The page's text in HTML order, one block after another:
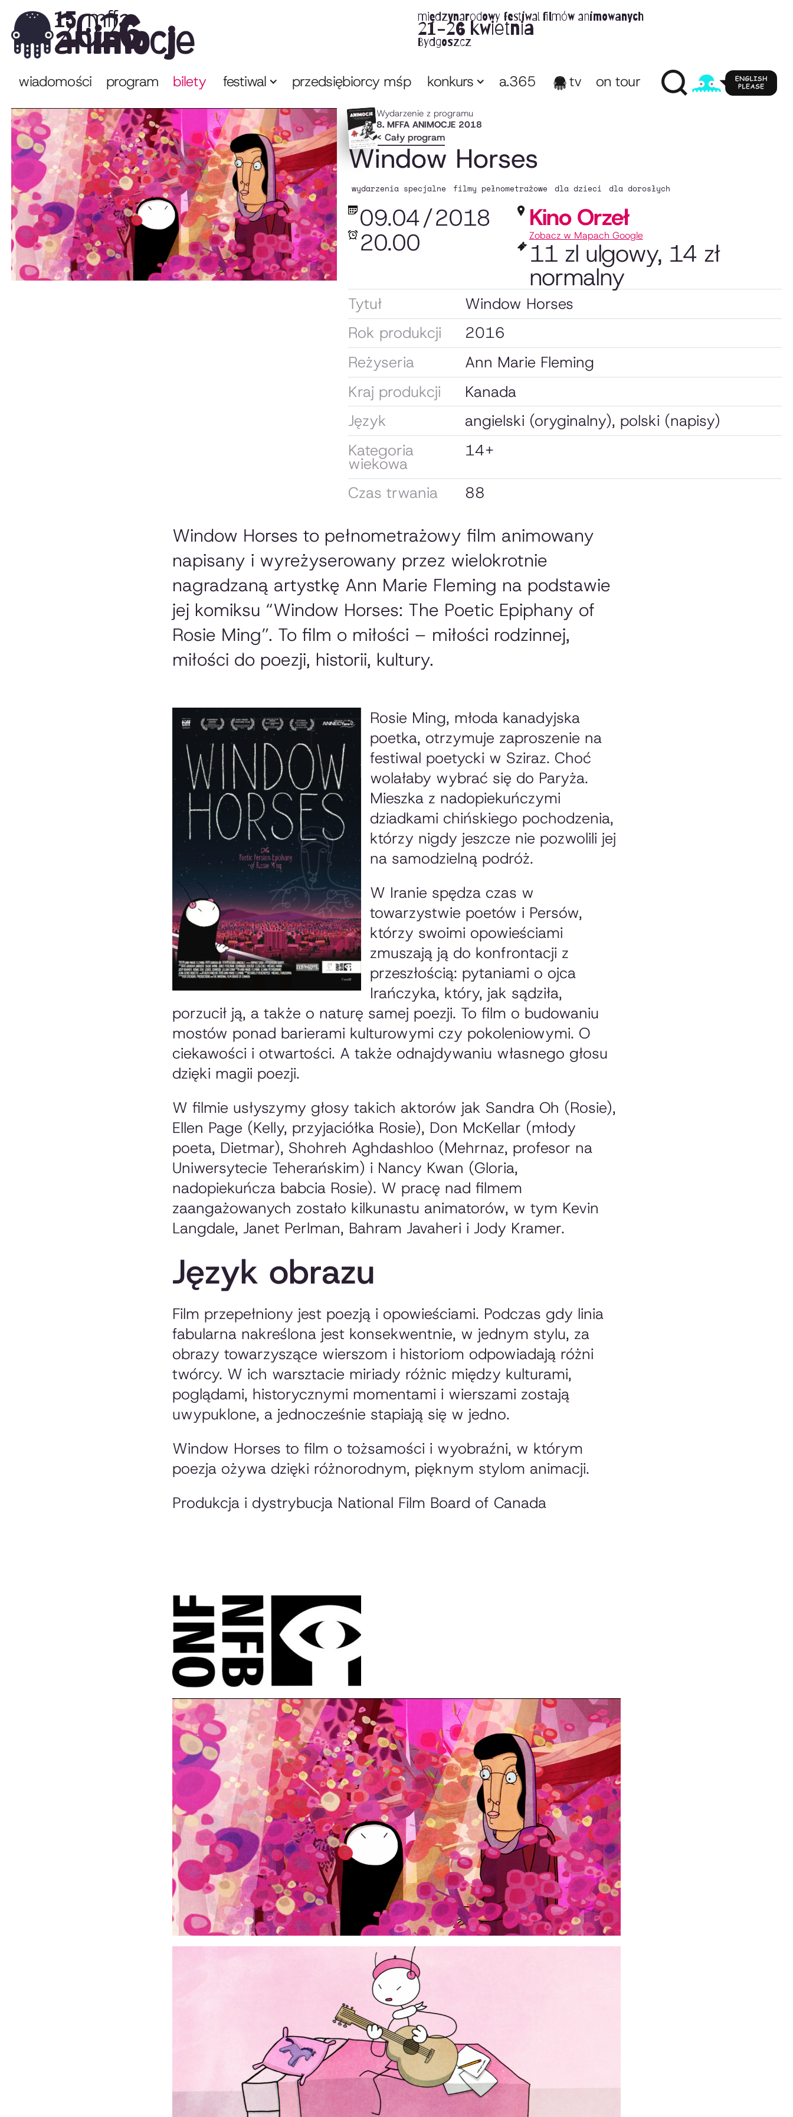
15. mffa
animocje
2026 międzynarodowy festiwal filmów animowanych
21-26 kwietnia
Bydgoszcz
wiadomości program bilety festiwal przedsiębiorcy mśp konkurs a.365 tv on tour
Wydarzenie z programu
8. MFFA ANIMOCJE 2018
< Cały program
Window Horses
wydarzenia specjalne filmy pełnometrażowe dla dzieci dla dorosłych
09.04/2018
20.00
Kino Orzeł
Zobacz w Mapach Google
11 zl ulgowy, 14 zł
normalny
Tytuł
Window Horses
Rok produkcji
2016
Reżyseria
Ann Marie Fleming
Kraj produkcji
Kanada
Język
angielski (oryginalny), polski (napisy)
Kategoria
wiekowa
14+
Czas trwania 88
Window Horses to pełnometrażowy film animowany
napisany i wyreżyserowany przez wielokrotnie
nagradzaną artystkę Ann Marie Fleming na podstawie
jej komiksu “Window Horses: The Poetic Epiphany of
Rosie Ming”. To film o miłości – miłości rodzinnej,
miłości do poezji, historii, kultury.
Rosie Ming, młoda kanadyjska
poetka, otrzymuje zaproszenie na
festiwal poetycki w Sziraz. Choć
wolałaby wybrać się do Paryża.
Mieszka z nadopiekuńczymi
dziadkami chińskiego pochodzenia,
którzy nigdy jeszcze nie pozwolili jej
na samodzielną podróż.
W Iranie spędza czas w
towarzystwie poetów i Persów,
którzy swoimi opowieściami
zmuszają ją do konfrontacji z
przeszłością: pytaniami o ojca
Irańczyka, który, jak sądziła,
porzucił ją, a także o naturę samej poezji. To film o budowaniu
mostów ponad barierami kulturowymi czy pokoleniowymi. O
ciekawości i otwartości. A także odnajdywaniu własnego głosu
dzięki magii poezji.
W filmie usłyszymy głosy takich aktorów jak Sandra Oh (Rosie),
Ellen Page (Kelly, przyjaciółka Rosie), Don McKellar (młody
poeta, Dietmar), Shohreh Aghdashloo (Mehrnaz, profesor na
Uniwersytecie Teherańskim) i Nancy Kwan (Gloria,
nadopiekuńcza babcia Rosie). W pracę nad filmem
zaangażowanych zostało kilkunastu animatorów, w tym Kevin
Langdale, Janet Perlman, Bahram Javaheri i Jody Kramer.
Język obrazu
Film przepełniony jest poezją i opowieściami. Podczas gdy linia
fabularna nakreślona jest konsekwentnie, w jednym stylu, za
obrazy towarzyszące wierszom i historiom odpowiadają różni
twórcy. W ich warsztacie miriady różnic między kulturami,
poglądami, historycznymi momentami i wierszami zostają
uwypuklone, a jednocześnie stapiają się w jedno.
Window Horses to film o tożsamości i wyobraźni, w którym
poezja ożywa dzięki różnorodnym, pięknym stylom animacji.
Produkcja i dystrybucja National Film Board of Canada